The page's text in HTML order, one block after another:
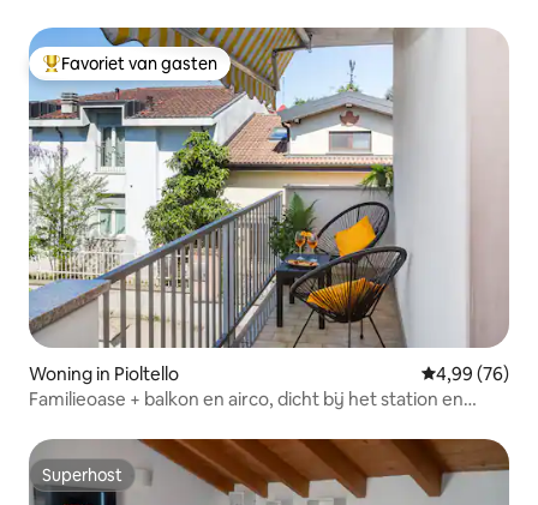
Topfavoriet van gasten
Favoriet van gasten
Woning in Pioltello Gemiddelde
4,99 (76)
Familieoase + balkon en airco, dicht bij het station en
Superhost
Superhost